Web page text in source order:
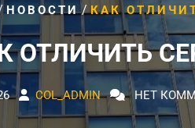
НОВОСТИ/КАК
ОТЛИЧИТЬ
COL_ADMIN НЕТ